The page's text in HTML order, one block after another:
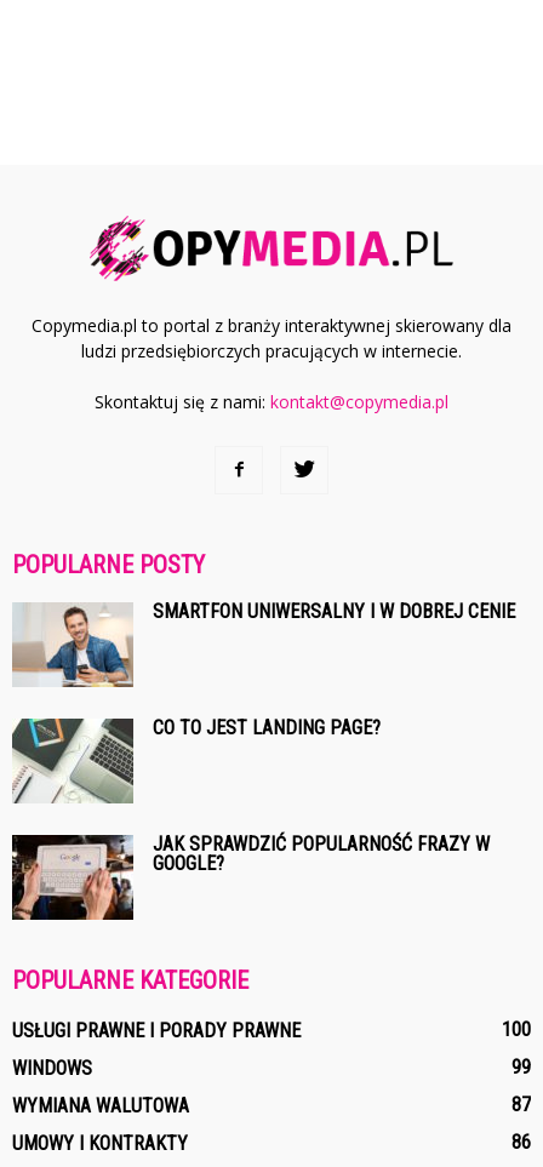
Copymedia.pl to portal z branży interaktywnej skierowany dla
ludzi przedsiębiorczych pracujących w internecie.
Skontaktuj się z nami: kontakt@copymedia.pl
POPULARNE POSTY
SMARTFON UNIWERSALNY I W DOBREJ CENIE
CO TO JEST LANDING PAGE?
JAK SPRAWDZIĆ POPULARNOŚĆ FRAZY W
GOOGLE?
POPULARNE KATEGORIE
USŁUGI PRAWNE I PORADY PRAWNE
100
WINDOWS
99
WYMIANA WALUTOWA
87
UMOWY I KONTRAKTY
86